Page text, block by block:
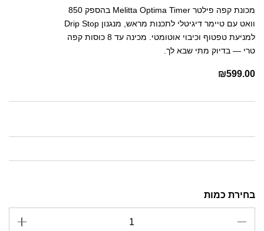
מכונת קפה פילטר Melitta Optima Timer בהספק 850
וואט עם טיימר דיגיטלי לתכנות מראש, מנגנון Drip Stop
למניעת טפטוף וכיבוי אוטומטי. מכינה עד 8 כוסות קפה
טרי — בדיוק מתי שבא לך.
₪599.00